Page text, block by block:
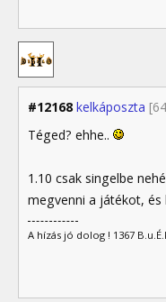
#12168 kelkáposzta
Téged? ehhe..
1.10 csak singelbe
megvenni a játékot, és
A hízás jó dolog ! 1367